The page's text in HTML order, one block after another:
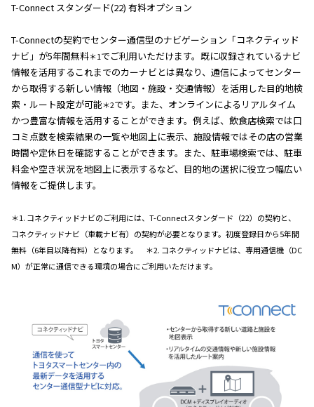
T-Connect スタンダード(22) 有料オプション
T-Connectの契約でセンター通信型のナビゲーション「コネクティッド
ナビ」が5年間無料＊1でご利用いただけます。既に収録されているナビ
情報を活用するこれまでのカーナビとは異なり、通信によってセンター
から取得する新しい情報（地図・施設・交通情報）を活用した目的地検
索・ルート設定が可能＊2です。また、オンラインによるリアルタイム
かつ豊富な情報を活用することができます。例えば、飲食店検索では口
コミ点数を検索結果の一覧や地図上に表示、施設情報ではその店の営業
時間や定休日を確認することができます。また、駐車場検索では、駐車
料金や空き状況を地図上に表示するなど、目的地の選択に役立つ幅広い
情報をご提供します。
＊1. コネクティッドナビのご利用には、T-Connectスタンダード（22）の契約と、
コネクティッドナビ（車載ナビ有）の契約が必要となります。初度登録日から5年間
無料（6年目以降有料）となります。 ＊2. コネクティッドナビは、専用通信機（DC
M）が正常に通信できる環境の場合にご利用いただけます。